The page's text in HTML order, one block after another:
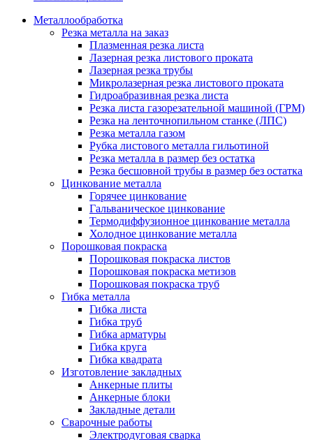
Металлообработка
Резка металла на заказ
Плазменная резка листа
Лазерная резка листового проката
Лазерная резка трубы
Микролазерная резка листового проката
Гидроабразивная резка листа
Резка листа газорезательной машиной (ГРМ)
Резка на ленточнопильном станке (ЛПС)
Резка металла газом
Рубка листового металла гильотиной
Резка металла в размер без остатка
Резка бесшовной трубы в размер без остатка
Цинкование металла
Горячее цинкование
Гальваническое цинкование
Термодиффузионное цинкование металла
Холодное цинкование металла
Порошковая покраска
Порошковая покраска листов
Порошковая покраска метизов
Порошковая покраска труб
Гибка металла
Гибка листа
Гибка труб
Гибка арматуры
Гибка круга
Гибка квадрата
Изготовление закладных
Анкерные плиты
Анкерные блоки
Закладные детали
Сварочные работы
Электродуговая сварка